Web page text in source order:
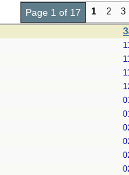
Page 1 of 17 1 2 3